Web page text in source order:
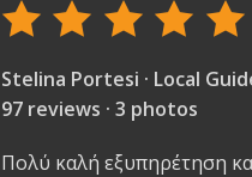
Stelina Portesi · Local
97 reviews · 3 photos
Πολύ καλή εξυπηρέτηση